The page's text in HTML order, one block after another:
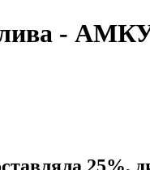
-
25%,